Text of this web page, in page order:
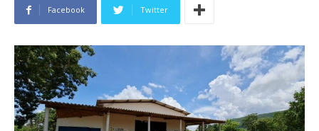
Facebook Twitter